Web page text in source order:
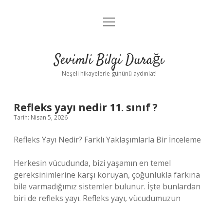
Anasayfa
Yasal Uyarı
menüyü
Sevimli Bilgi Durağı
Neşeli hikayelerle gününü aydınlat!
Refleks yayı nedir 11. sınıf ?
Tarih: Nisan 5, 2026
Refleks Yayı Nedir? Farklı Yaklaşımlarla Bir İnceleme
Herkesin vücudunda, bizi yaşamın en temel
gereksinimlerine karşı koruyan, çoğunlukla farkına
bile varmadığımız sistemler bulunur. İşte bunlardan
biri de refleks yayı. Refleks yayı, vücudumuzun